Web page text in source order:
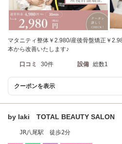
マタニティ整体￥2.980/産後骨盤矯正￥
本から改善いたします♪
口コミ 30件 設備 総数1
クーポンを表示
by laki TOTAL BEAUTY SALON
JR八尾駅 徒歩2分